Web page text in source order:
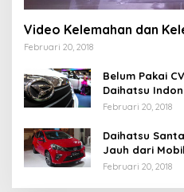
Video Kelemahan dan
Februari 20, 2018
Belum Pakai
Daihatsu
Februari 20, 2018
Daihatsu
Jauh dari Mobil
Februari 20, 2018